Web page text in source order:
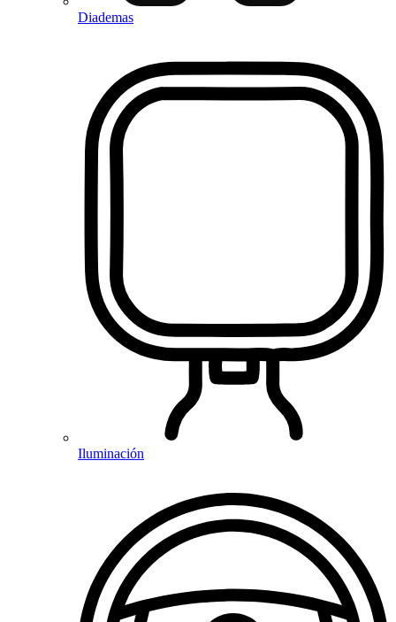
Diademas
Iluminación